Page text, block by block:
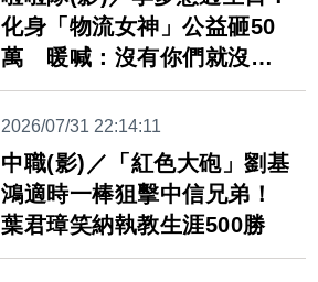
化身「物流女神」公益砸50
萬 暖喊：沒有你們就沒有
我
2026/07/31 22:14:11
中職(影)／「紅色大砲」劉基
鴻適時一棒狙擊中信兄弟！
葉君璋笑納執教生涯500勝